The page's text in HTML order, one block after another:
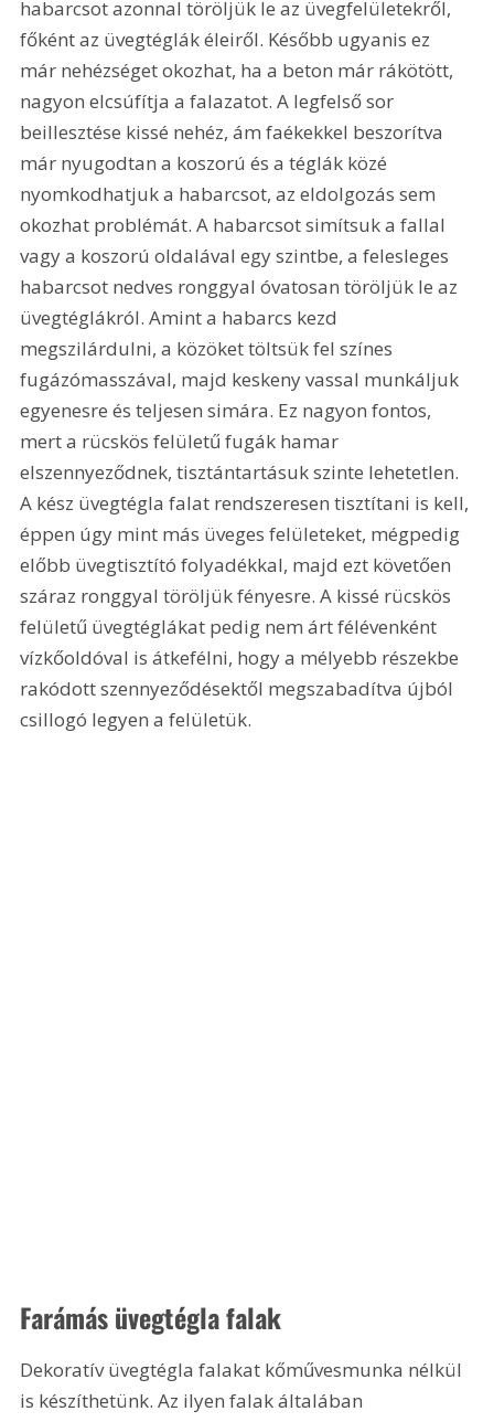
habarcsot azonnal töröljük le az üvegfelületekről,
főként az üvegtéglák éleiről. Később ugyanis ez
már nehézséget okozhat, ha a beton már rákötött,
nagyon elcsúfítja a falazatot. A legfelső sor
beillesztése kissé nehéz, ám faékekkel beszorítva
már nyugodtan a koszorú és a téglák közé
nyomkodhatjuk a habarcsot, az eldolgozás sem
okozhat problémát. A habarcsot simítsuk a fallal
vagy a koszorú oldalával egy szintbe, a felesleges
habarcsot nedves ronggyal óvatosan töröljük le az
üvegtéglákról. Amint a habarcs kezd
megszilárdulni, a közöket töltsük fel színes
fugázómasszával, majd keskeny vassal munkáljuk
egyenesre és teljesen simára. Ez nagyon fontos,
mert a rücskös felületű fugák hamar
elszennyeződnek, tisztántartásuk szinte lehetetlen.
A kész üvegtégla falat rendszeresen tisztítani is kell,
éppen úgy mint más üveges felületeket, mégpedig
előbb üvegtisztító folyadékkal, majd ezt követően
száraz ronggyal töröljük fényesre. A kissé rücskös
felületű üvegtéglákat pedig nem árt félévenként
vízkőoldóval is átkefélni, hogy a mélyebb részekbe
rakódott szennyeződésektől megszabadítva újból
csillogó legyen a felületük.
Farámás üvegtégla falak
Dekoratív üvegtégla falakat kőművesmunka nélkül
is készíthetünk. Az ilyen falak általában